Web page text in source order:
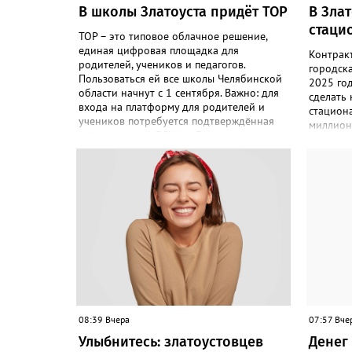
В школы Златоуста придёт ТОР
ТОР – это типовое облачное решение,
единая цифровая площадка для
родителей, учеников и педагогов.
Пользоваться ей все школы Челябинской
области начнут с 1 сентября. Важно: для
входа на платформу для родителей и
учеников потребуется подтверждённая
автоматизировать управление
образовательными процессами и
объединить разрозненные школьные
сервисы в одну безопасную
государственную экосистему, - сообщили
в региональном министерстве
образования. - Платформа ТОР “Моя
школа” объединит все школьные сервисы
в единую безопасную государственную
экосистему. Предполагается, что переход
пройдёт максимально комфортно для
пользователей». Привычные функции -
оценки, расписание, домашние задания,
связь с учителями, знакомые
пользователям экосистемы «Госуслуги
В
2025
–
чёрном
08:39 Вчера
Улыбнитесь: златоустовцев
07:57
Денег